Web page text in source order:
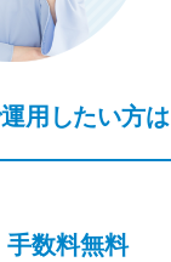
用したい方は
手数料無料